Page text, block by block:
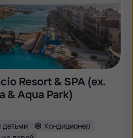
Resort & SPA (ex.
& Aqua Park)
детьми
Кондиционер